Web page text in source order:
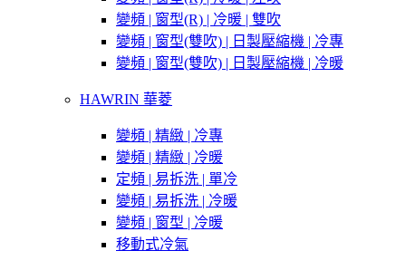
變頻 | 窗型(R) | 冷暖 | 雙吹
變頻 | 窗型(雙吹) | 日製壓縮機 | 冷專
變頻 | 窗型(雙吹) | 日製壓縮機 | 冷暖
HAWRIN 華菱
變頻 | 精緻 | 冷專
變頻 | 精緻 | 冷暖
定頻 | 易拆洗 | 單冷
變頻 | 易拆洗 | 冷暖
變頻 | 窗型 | 冷暖
移動式冷氣